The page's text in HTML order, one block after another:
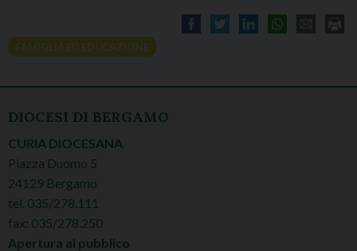
FAMIGLIA ED EDUCAZIONE
DIOCESI DI BERGAMO
CURIA DIOCESANA
Piazza Duomo 5
24129 Bergamo
tel. 035/278.111
fax: 035/278.250
Apertura al pubblico